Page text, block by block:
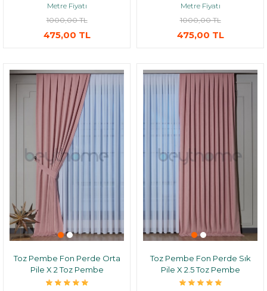
Metre Fiyatı
1000,00 TL
475,00 TL
Metre Fiyatı
1000,00 TL
475,00 TL
Toz Pembe Fon Perde Orta
Pile X 2 Toz Pembe
Toz Pembe Fon Perde Sık
Pile X 2.5 Toz Pembe